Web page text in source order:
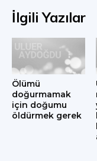
İlgili Yazılar
Ölümü
doğurmamak
için doğumu
öldürmek gerek